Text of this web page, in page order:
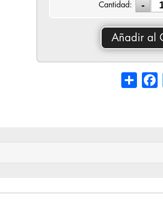
Cantidad:
Añadir al
Share